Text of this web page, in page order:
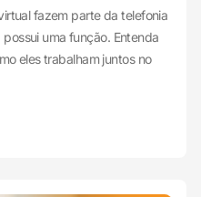
fazem parte da telefonia
uma função. Entenda
eles trabalham juntos no